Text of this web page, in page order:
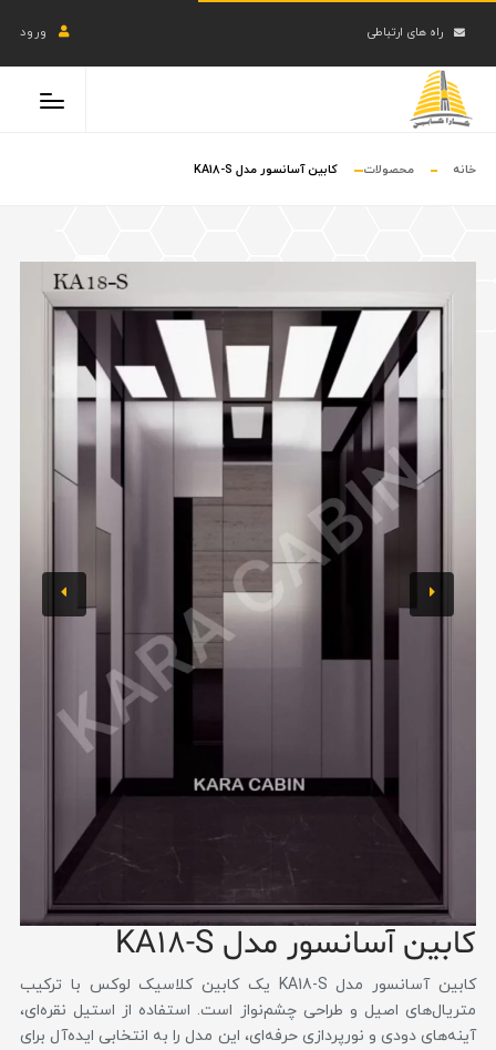
راه های ارتباطی ورود
خانه محصولات کابین آسانسور مدل KA18-S
کابین آسانسور مدل KA18-S
کابین آسانسور مدل KA18-S یک کابین کلاسیک لوکس با ترکیب
متریال‌های اصیل و طراحی چشم‌نواز است. استفاده از استیل نقره‌ای،
آینه‌های دودی و نورپردازی حرفه‌ای، این مدل را به انتخابی ایده‌آل برای